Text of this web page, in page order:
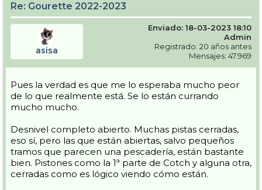
Re: Gourette 2022-2023
asisa
Enviado: 18-03-2023 18:10
Admin
Registrado: 20 años antes
Mensajes: 47.969
Pues la verdad es que me lo esperaba mucho peor
de lo que realmente está. Se lo están currando
mucho mucho.
Desnivel completo abierto. Muchas pistas cerradas,
eso sí, pero las que están abiertas, salvo pequeños
tramos que parecen una pescadería, están bastante
bien. Pistones como la 1ª parte de Cotch y alguna otra,
cerradas como es lógico viendo cómo están.